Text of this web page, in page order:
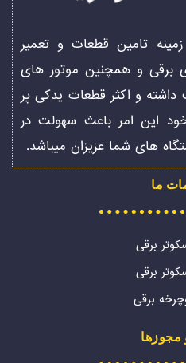
تامین قطعات و تعمیر
برقی و همچنین موتور های
داشته و اکثر قطعات یدکی پر
این امر باعث سهولت در
های شما عزیزان میباشد.
ما
برقی
برقی
برقی
مجوزها